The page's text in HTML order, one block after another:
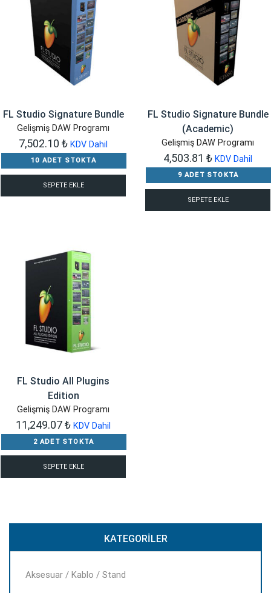
FL Studio Signature Bundle
Gelişmiş DAW Programı
7,502.10 ₺ KDV Dahil
10 ADET STOKTA
SEPETE EKLE
FL Studio Signature Bundle
(Academic)
Gelişmiş DAW Programı
4,503.81 ₺ KDV Dahil
9 ADET STOKTA
SEPETE EKLE
FL Studio All Plugins
Edition
Gelişmiş DAW Programı
11,249.07₺ KDV Dahil
2 ADET STOKTA
SEPETE EKLE
KATEGORILER
Aksesuar / Kablo / Stand